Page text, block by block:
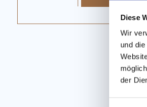
Diese
Wir
und
der